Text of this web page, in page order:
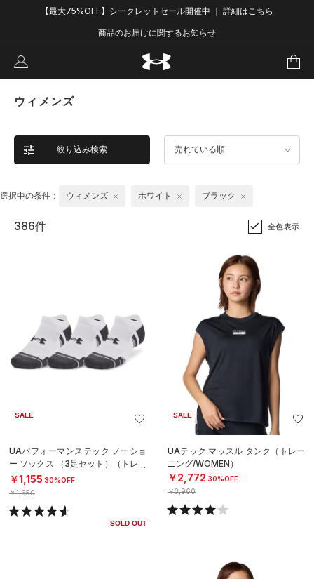
【最大75%OFF】シークレットセール開催中 ｜ 詳細はこちら
商品のお届けに関するお知らせ
ウィメンズ
絞り込み検索 売れている順
選択中の条件： ウィメンズ ホワイト ブラック
386件 全色表示
SALE
UAパフォーマンステック ノーショ
ー ソックス （3足セット）（トレー
ニング/UNISEX）
￥1,155 30%OFF
￥1,650
SOLD OUT
SALE
UAテック マッスル タンク（トレー
ニング/WOMEN）
￥2,772 30%OFF
￥3,960